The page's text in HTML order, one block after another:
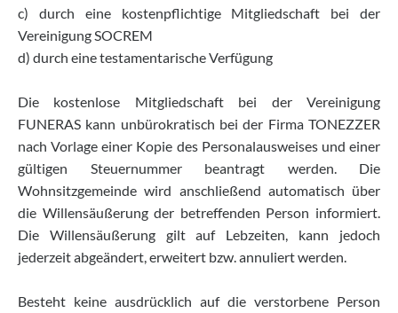
c) durch eine kostenpflichtige Mitgliedschaft bei der
Vereinigung SOCREM
d) durch eine testamentarische Verfügung
Die kostenlose Mitgliedschaft bei der Vereinigung
FUNERAS kann unbürokratisch bei der Firma TONEZZER
nach Vorlage einer Kopie des Personalausweises und einer
gültigen Steuernummer beantragt werden. Die
Wohnsitzgemeinde wird anschließend automatisch über
die Willensäußerung der betreffenden Person informiert.
Die Willensäußerung gilt auf Lebzeiten, kann jedoch
jederzeit abgeändert, erweitert bzw. annuliert werden.
Besteht keine ausdrücklich auf die verstorbene Person